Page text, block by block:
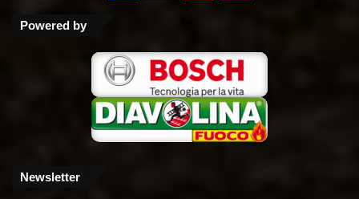
Powered by
Newsletter